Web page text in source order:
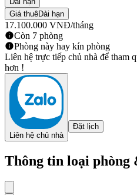
Giá thuêDài hạn
17.100.000 VNĐ/tháng
Còn 7 phòng
Phòng này hay kín phòng
Liên hệ trực tiếp chủ nhà để tham
hơn !
Liên hệ chủ nhà
Đặt lịch
Thông tin loại phòng